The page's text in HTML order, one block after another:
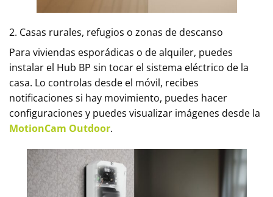
2. Casas rurales, refugios o zonas de descanso
Para viviendas esporádicas o de alquiler, puedes
instalar el Hub BP sin tocar el sistema eléctrico de la
casa. Lo controlas desde el móvil, recibes
notificaciones si hay movimiento, puedes hacer
configuraciones y puedes visualizar imágenes desde la
MotionCam Outdoor.